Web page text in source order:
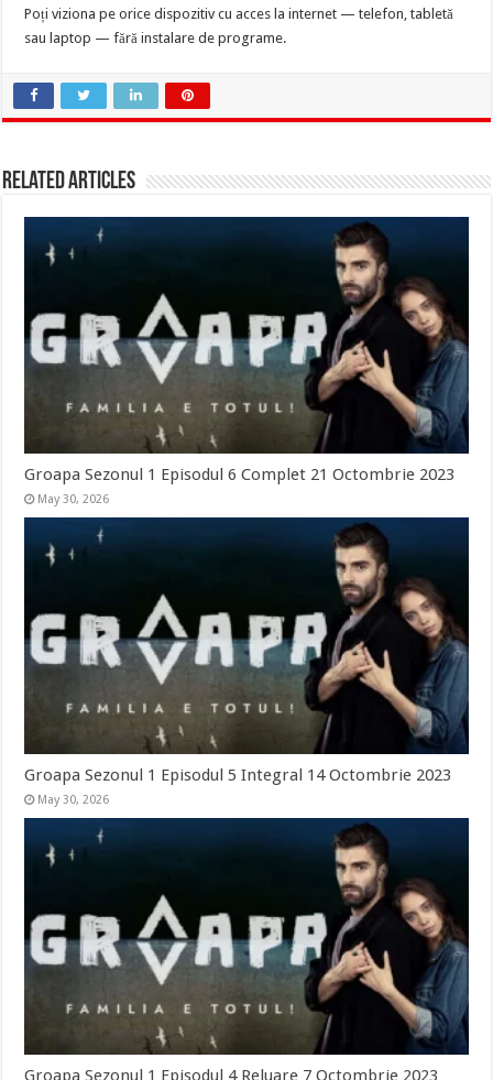
Poți viziona pe orice dispozitiv cu acces la internet — telefon, tabletă
sau laptop — fără instalare de programe.
Related Articles
Groapa Sezonul 1 Episodul 6 Complet 21 Octombrie 2023
May 30, 2026
Groapa Sezonul 1 Episodul 5 Integral 14 Octombrie 2023
May 30, 2026
Groapa Sezonul 1 Episodul 4 Reluare 7 Octombrie 2023